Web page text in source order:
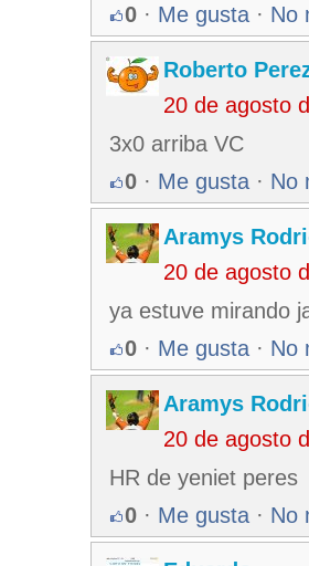
0 · Me gusta · No
Roberto
20 de agosto
3x0 arriba VC
0 · Me gusta · No
Aramys
20 de agosto
ya estuve mirando
0 · Me gusta · No
Aramys
20 de agosto
HR de yeniet peres
0 · Me gusta · No